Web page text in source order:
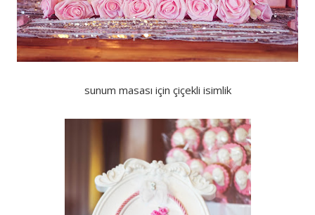
sunum masası için çiçekli isimlik